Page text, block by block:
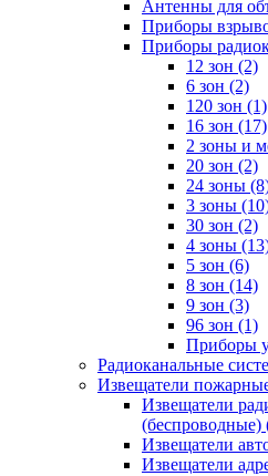
Антенны для
Приборы
Приборы
12 зон (2)
6 зон (2)
120 зон (1)
16 зон (17)
2 зоны и
20 зон (2)
24 зоны
3 зоны
30 зон (2)
4 зоны
5 зон (6)
8 зон (14)
9 зон (3)
96 зон (1)
Приборы
Радиоканальные
Извещатели
Извещатели
(беспроводные)
Извещатели
Извещатели